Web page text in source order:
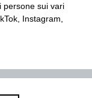
persone sui vari
Instagram,